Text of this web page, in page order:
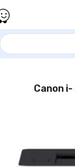
מדפסת ‏לייזר אלחוטית צבעונית קנון Canon i-